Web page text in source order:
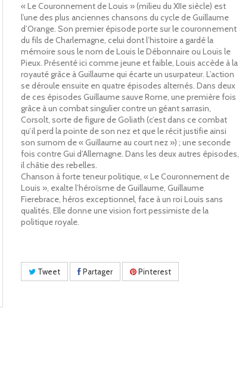
« Le Couronnement de Louis » (milieu du XIIe siècle) est
l’une des plus anciennes chansons du cycle de Guillaume
d’Orange. Son premier épisode porte sur le couronnement
du fils de Charlemagne, celui dont l’histoire a gardé la
mémoire sous le nom de Louis le Débonnaire ou Louis le
Pieux. Présenté ici comme jeune et faible, Louis accède à la
royauté grâce à Guillaume qui écarte un usurpateur. L’action
se déroule ensuite en quatre épisodes alternés. Dans deux
de ces épisodes Guillaume sauve Rome, une première fois
grâce à un combat singulier contre un géant sarrasin,
Corsolt, sorte de figure de Goliath (c’est dans ce combat
qu’il perd la pointe de son nez et que le récit justifie ainsi
son surnom de « Guillaume au court nez ») ; une seconde
fois contre Gui d’Allemagne. Dans les deux autres épisodes,
il châtie des rebelles.
Chanson à forte teneur politique, « Le Couronnement de
Louis », exalte l’héroïsme de Guillaume, Guillaume
Fierebrace, héros exceptionnel, face à un roi Louis sans
qualités. Elle donne une vision fort pessimiste de la
politique royale.
Tweet Partager Pinterest